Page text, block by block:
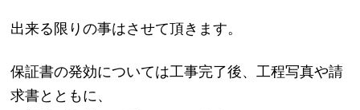
出来る限りの事はさせて頂きます。
保証書の発効については工事完了後、工程写真や請
求書とともに、